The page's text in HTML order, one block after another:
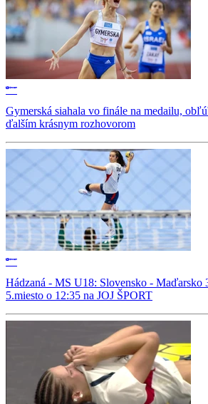
Gymerská siahala vo finále na medailu,
ďalším krásnym rozhovorom
Hádzaná - MS U18: Slovensko - Maďarsko
5.miesto o 12:35 na JOJ ŠPORT